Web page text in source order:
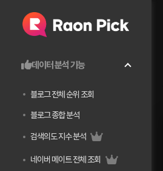
데이터 분석 기능
블로그 전체 순위 조회
블로그 종합 분석
검색의도 지수 분석
네이버 메이트 전체 조회